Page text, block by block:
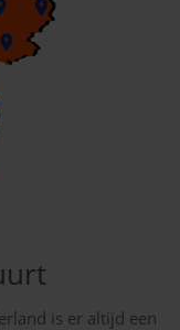
is er altijd een